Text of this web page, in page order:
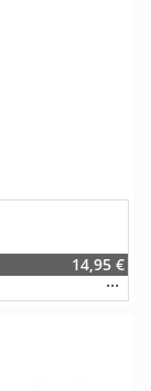
14,95 €